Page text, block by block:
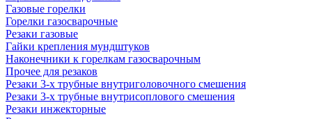
Газовые горелки
Горелки газосварочные
Резаки газовые
Гайки крепления мундштуков
Наконечники к горелкам газосварочным
Прочее для резаков
Резаки 3-х трубные внутриголовочного смешения
Резаки 3-х трубные внутрисоплового смешения
Резаки инжекторные